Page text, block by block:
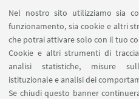
Nel nostro sito utilizziamo sia
funzionamento, sia cookie e altri
che potrai attivare solo con il tuo
Cookie e altri strumenti di
analisi statistiche, misure
istituzionale e analisi dei
Se chiudi questo banner
referente: dott.
Via
051
Scrivi